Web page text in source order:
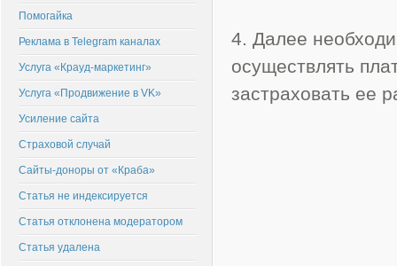
4. Далее
осуществлять
застраховать ее
Помогайка
Реклама в Telegram каналах
Услуга «Крауд-маркетинг»
Услуга «Продвижение в VK»
Усиление сайта
Страховой случай
Сайты-доноры от «Краба»
Статья не индексируется
Статья отклонена модератором
Статья удалена